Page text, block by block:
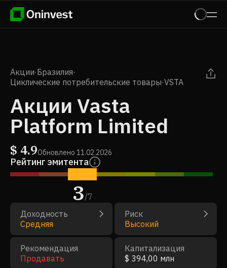
Акции·Бразилия·
Циклические потребительские товары·VSTA
Акции Vasta
Platform Limited
$ 4.9Обновлено 11.02.2026
Рейтинг эмитента
3/7
Доходность
Средняя
Риск
Высокий
Рекомендация
Продавать
Капитализация
$ 394,00 млн